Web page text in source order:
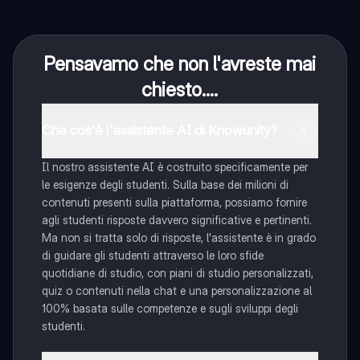
Pensavamo che non l'avreste mai
chiesto....
Il nostro assistente AI è costruito specificamente per
le esigenze degli studenti. Sulla base dei milioni di
contenuti presenti sulla piattaforma, possiamo fornire
agli studenti risposte davvero significative e pertinenti.
Ma non si tratta solo di risposte, l'assistente è in grado
di guidare gli studenti attraverso le loro sfide
quotidiane di studio, con piani di studio personalizzati,
quiz o contenuti nella chat e una personalizzazione al
100% basata sulle competenze e sugli sviluppi degli
studenti.